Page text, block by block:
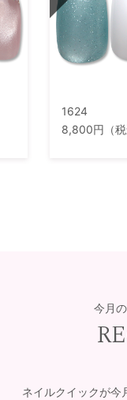
1624
8,800円（税
今月
ネイルクイックが今